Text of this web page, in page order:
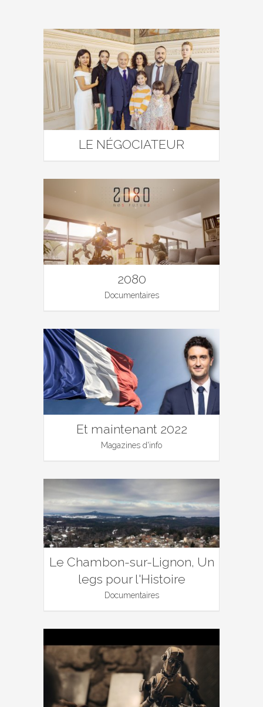
LE NÉGOCIATEUR
2080
Documentaires
Et maintenant 2022
Magazines d'info
Le Chambon-sur-Lignon, Un
legs pour l'Histoire
Documentaires